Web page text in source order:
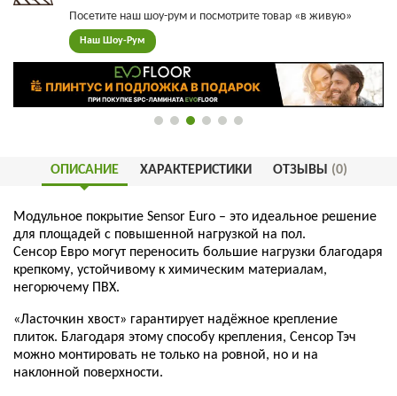
Посетите наш шоу-рум и посмотрите товар «в живую»
Наш Шоу-Рум
ОПИСАНИЕ ХАРАКТЕРИСТИКИ ОТЗЫВЫ (0)
Модульное покрытие Sensor Euro – это идеальное решение
для площадей с повышенной нагрузкой на пол.
Сенсор Евро могут переносить большие нагрузки благодаря
крепкому, устойчивому к химическим материалам,
негорючему ПВХ.
«Ласточкин хвост» гарантирует надёжное крепление
плиток. Благодаря этому способу крепления, Сенсор Тэч
можно монтировать не только на ровной, но и на
наклонной поверхности.